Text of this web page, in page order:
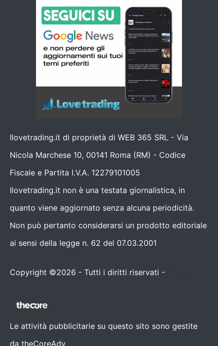
Ilovetrading.it di proprietà di WEB 365 SRL - Via
Nicola Marchese 10, 00141 Roma (RM) - Codice
Fiscale e Partita I.V.A. 12279101005
Ilovetrading.it non è una testata giornalistica, in
quanto viene aggiornato senza alcuna periodicità.
Non può pertanto considerarsi un prodotto editoriale
ai sensi della legge n. 62 del 07.03.2001
Copyright ©2026 - Tutti i diritti riservati -
Le attività pubblicitarie su questo sito sono gestite
da theCoreAdv